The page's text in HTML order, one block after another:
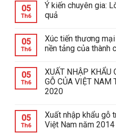
05
Th6
Ý kiến chuyên gia:
quả
05
Th6
Xúc tiến thương
nền tảng của thành
05
Th6
XUẤT NHẬP KHẨU
GỖ CỦA VIỆT NAM
2020
05
Th6
Xuất nhập khẩu gỗ
Việt Nam năm 2014